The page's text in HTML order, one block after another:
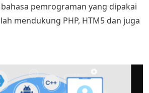
pemrograman yang dipakai
mendukung PHP, HTM5 dan juga